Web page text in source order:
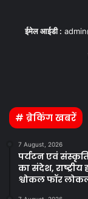
ईमेल आईडी :
# ब्रेकिंग खबरें
7 August, 2026
पर्यटन एवं
का संदेश,
श्वोकल फॉर